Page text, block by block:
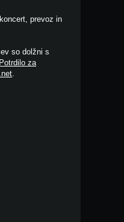
prevoz in
so dolžni s
Potrdilo za
.